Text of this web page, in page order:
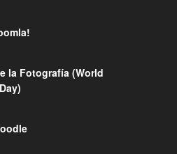
la Fotografía (World